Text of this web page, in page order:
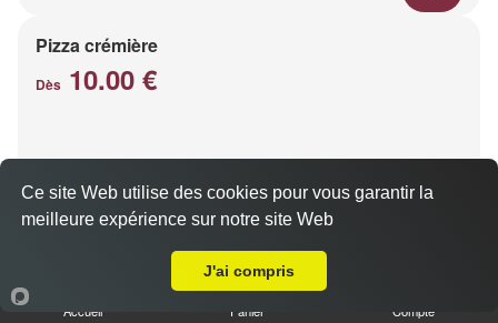
Pizza crémière
Dès 10.00 €
Accueil Panier Compte
Ce site Web utilise des cookies pour vous garantir la
meilleure expérience sur notre site Web
J'ai compris